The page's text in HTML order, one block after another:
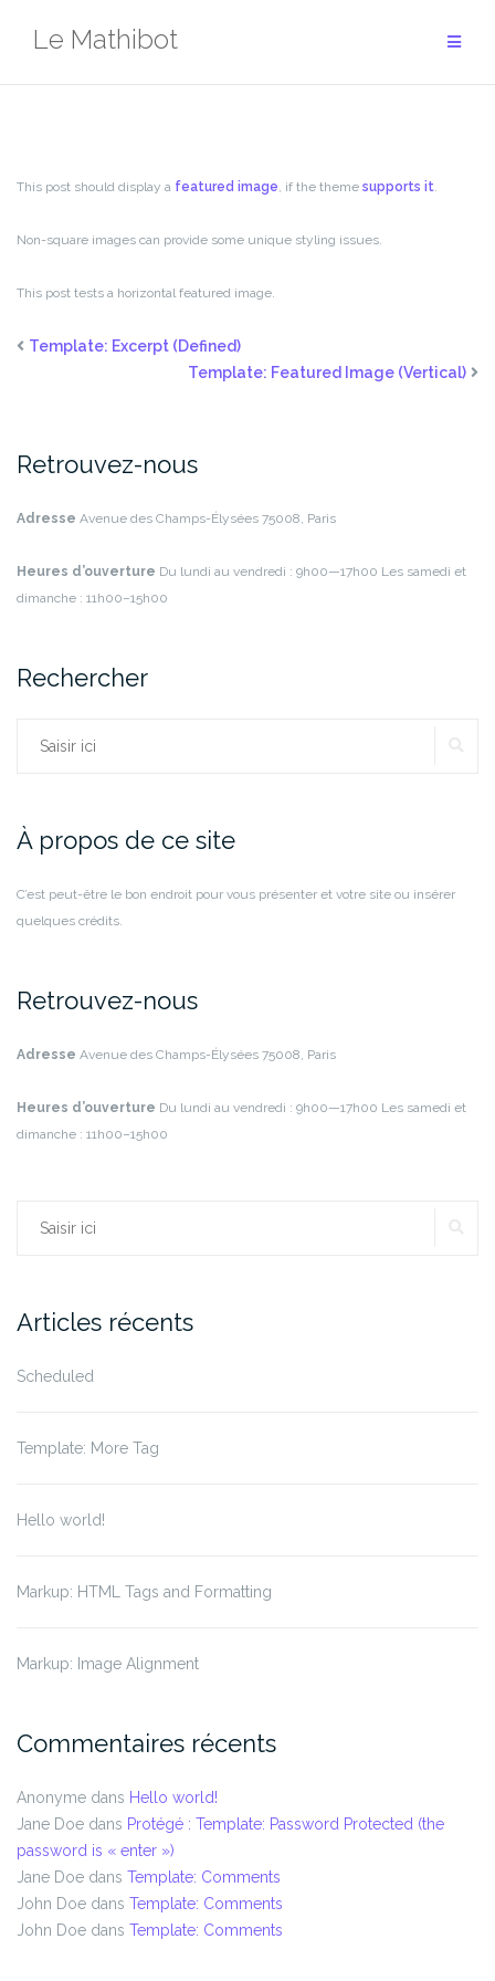
Le Mathibot
This post should display a featured image, if the theme supports it.
Non-square images can provide some unique styling issues.
This post tests a horizontal featured image.
Template: Excerpt (Defined)
Template: Featured Image (Vertical)
Retrouvez-nous
Adresse Avenue des Champs-Élysées 75008, Paris
Heures d’ouverture Du lundi au vendredi : 9h00—17h00 Les samedi et
dimanche : 11h00–15h00
Rechercher
Rechercher :
À propos de ce site
C’est peut-être le bon endroit pour vous présenter et votre site ou insérer
quelques crédits.
Retrouvez-nous
Adresse Avenue des Champs-Élysées 75008, Paris
Heures d’ouverture Du lundi au vendredi : 9h00—17h00 Les samedi et
dimanche : 11h00–15h00
Rechercher :
Articles récents
Scheduled
Template: More Tag
Hello world!
Markup: HTML Tags and Formatting
Markup: Image Alignment
Commentaires récents
Anonyme dans Hello world!
Jane Doe dans Protégé : Template: Password Protected (the
password is « enter »)
Jane Doe dans Template: Comments
John Doe dans Template: Comments
John Doe dans Template: Comments